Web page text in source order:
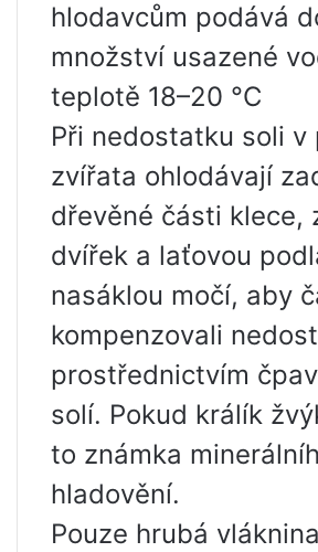
hlodavcům podává
množství usazené
teplotě 18–20 °C
Při nedostatku soli v
zvířata ohlodávají
dřevěné části klece,
dvířek a laťovou
nasáklou močí, aby
kompenzovali
prostřednictvím
solí. Pokud králík
to známka
hladovění.
Pouze hrubá vláknina